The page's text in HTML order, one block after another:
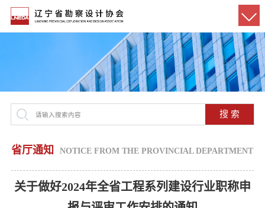
搜 索
省厅通知 NOTICE FROM THE PROVINCIAL DEPARTMENT
关于做好2024年全省工程系列建设行业职称申